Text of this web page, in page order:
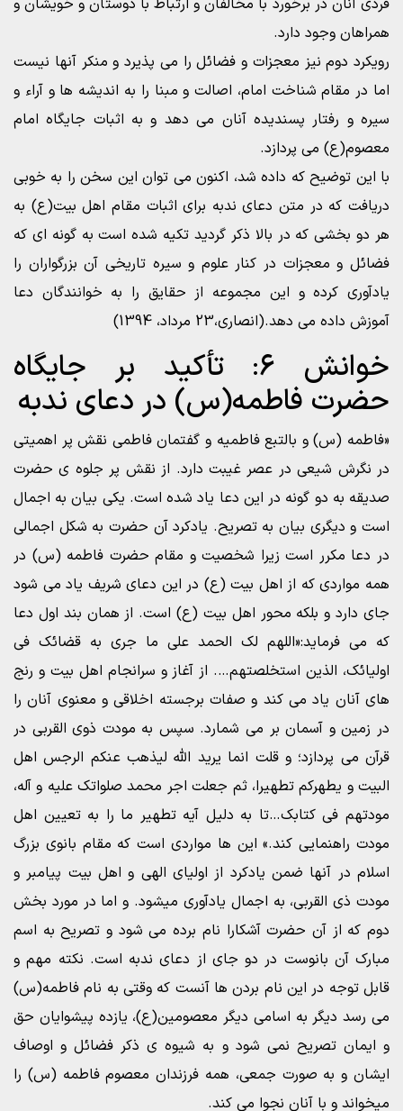
فردی آنان در برخورد با مخالفان و ارتباط با دوستان و خویشان و
همراهان وجود دارد.
رویکرد دوم نیز معجزات و فضائل را می پذیرد و منکر آنها نیست
اما در مقام شناخت امام، اصالت و مبنا را به اندیشه ها و آراء و
سیره و رفتار پسندیده آنان می دهد و به اثبات جایگاه امام
معصوم(ع) می پردازد.
با این توضیح که داده شد، اکنون می توان این سخن را به خوبی
دریافت که در متن دعای ندبه برای اثبات مقام اهل بیت(ع) به
هر دو بخشی که در بالا ذکر گردید تکیه شده است به گونه ای که
فضائل و معجزات در کنار علوم و سیره تاریخی آن بزرگواران را
یادآوری کرده و این مجموعه از حقایق را به خوانندگان دعا
آموزش داده می دهد.(انصاری،23 مرداد، 1394)
خوانش ۶: تأکید بر جایگاه
حضرت فاطمه(س) در دعای ندبه
«فاطمه (س) و بالتبع فاطمیه و گفتمان فاطمی نقش پر اهمیتی
در نگرش شیعی در عصر غیبت دارد. از نقش پر جلوه ی حضرت
صدیقه به دو گونه در این دعا یاد شده است. یکی بیان به اجمال
است و دیگری بیان به تصریح. یادکرد آن حضرت به شکل اجمالی
در دعا مکرر است زیرا شخصیت و مقام حضرت فاطمه (س) در
همه مواردی که از اهل بیت (ع) در این دعای شریف یاد می شود
جای دارد و بلکه محور اهل بیت (ع) است. از همان بند اول دعا
که می فرماید:«اللهم لک الحمد علی ما جری به قضائک فی
اولیائک، الذین استخلصتهم…. از آغاز و سرانجام اهل بیت و رنج
های آنان یاد می کند و صفات برجسته اخلاقی و معنوی آنان را
در زمین و آسمان بر می شمارد. سپس به مودت ذوی القربی در
قرآن می پردازد؛ و قلت انما یرید الله لیذهب عنکم الرجس اهل
البیت و یطهرکم تطهیرا، ثم جعلت اجر محمد صلواتک علیه و آله،
مودتهم فی کتابک…تا به دلیل آیه تطهیر ما را به تعیین اهل
مودت راهنمایی کند.» این ها مواردی است که مقام بانوی بزرگ
اسلام در آنها ضمن یادکرد از اولیای الهی و اهل بیت پیامبر و
مودت ذی القربی، به اجمال یادآوری میشود. و اما در مورد بخش
دوم که از آن حضرت آشکارا نام برده می شود و تصریح به اسم
مبارک آن بانوست در دو جای از دعای ندبه است. نکته مهم و
قابل توجه در این نام بردن ها آنست که وقتی به نام فاطمه(س)
می رسد دیگر به اسامی دیگر معصومین(ع)، یازده پیشوایان حق
و ایمان تصریح نمی شود و به شیوه ی ذکر فضائل و اوصاف
ایشان و به صورت جمعی، همه فرزندان معصوم فاطمه (س) را
میخواند و با آنان نجوا می کند.